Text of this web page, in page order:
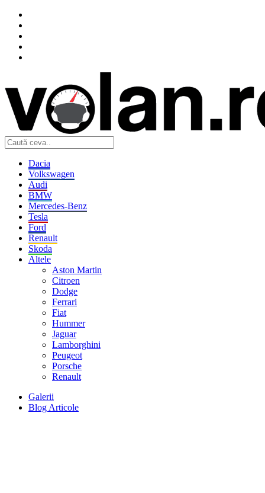
Dacia
Volkswagen
Audi
BMW
Mercedes-Benz
Tesla
Ford
Renault
Skoda
Altele
Aston Martin
Citroen
Dodge
Ferrari
Fiat
Hummer
Jaguar
Lamborghini
Peugeot
Porsche
Renault
Galerii
Blog Articole